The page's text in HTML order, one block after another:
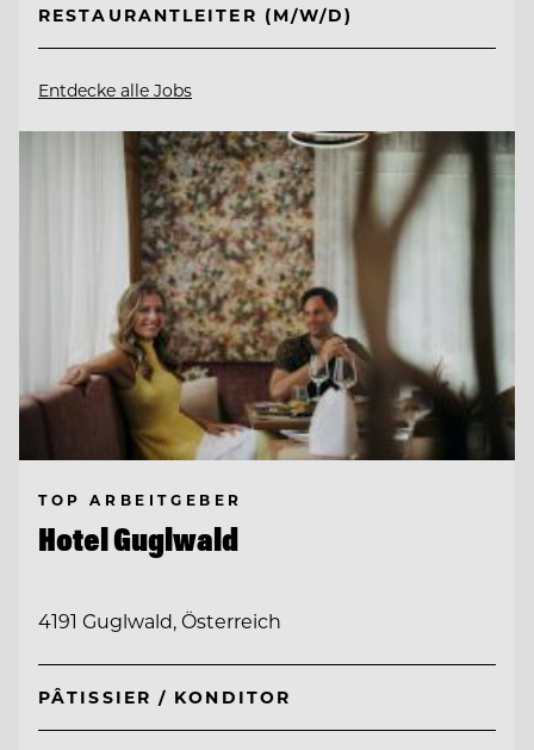
RESTAURANTLEITER (M/W/D)
Entdecke alle Jobs
TOP ARBEITGEBER
Hotel Guglwald
4191 Guglwald, Österreich
PÂTISSIER / KONDITOR